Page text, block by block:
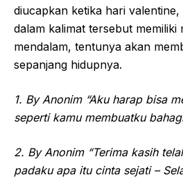
diucapkan ketika hari
dalam kalimat tersebut memiliki
mendalam, tentunya akan
sepanjang hidupnya.
1. By Anonim “Aku harap bisa
seperti kamu membuatku
2. By Anonim “Terima kasih
padaku apa itu cinta sejati –